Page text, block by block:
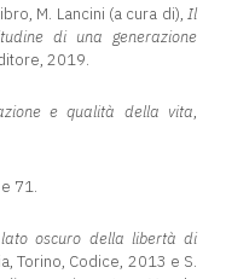
M. Lancini (a cura di), Il
di una generazione
2019.
e qualità della vita,
71.
oscuro della libertà di
Torino, Codice, 2013 e S.